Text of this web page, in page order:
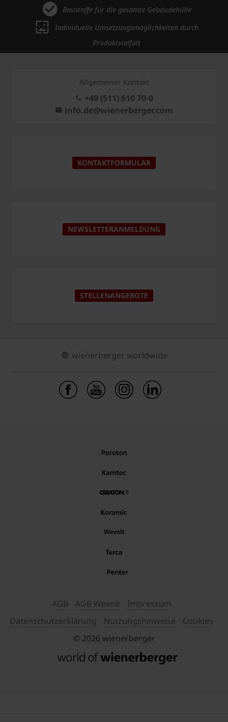
Baustoffe für die gesamte Gebäudehülle
Individuelle Umsetzungsmöglichkeiten durch
Produktvielfalt
Allgemeiner Kontakt
+49 (511) 610 70-0
info.de@wienerberger.com
KONTAKTFORMULAR
NEWSLETTERANMELDUNG
STELLENANGEBOTE
wienerberger worldwide
AGB AGB Wevolt
Impressum
Datenschutzerklärung
Nutzungshinweise
Cookies
© 2026 wienerberger